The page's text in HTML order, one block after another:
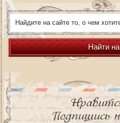
Найти
Подпишись